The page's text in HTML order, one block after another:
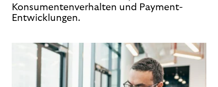
Konsumentenverhalten und Payment-
Entwicklungen.